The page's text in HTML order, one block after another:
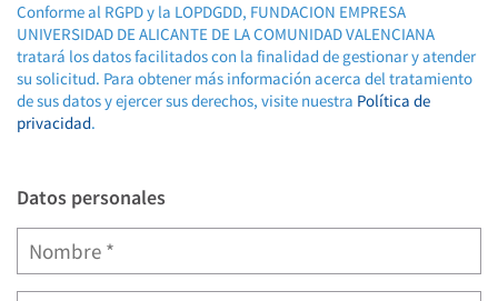
Conforme al RGPD y la LOPDGDD, FUNDACION EMPRESA
UNIVERSIDAD DE ALICANTE DE LA COMUNIDAD VALENCIANA
tratará los datos facilitados con la finalidad de gestionar y atender
su solicitud. Para obtener más información acerca del tratamiento
de sus datos y ejercer sus derechos, visite nuestra Política de
privacidad.
Datos personales